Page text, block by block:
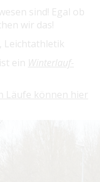
sind! Egal ob
wir das!
Leichtathletik
ein Winterlauf-
Läufe können hier